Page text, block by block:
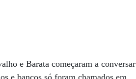
e Barata começaram a conversar
e bancos só foram chamados em